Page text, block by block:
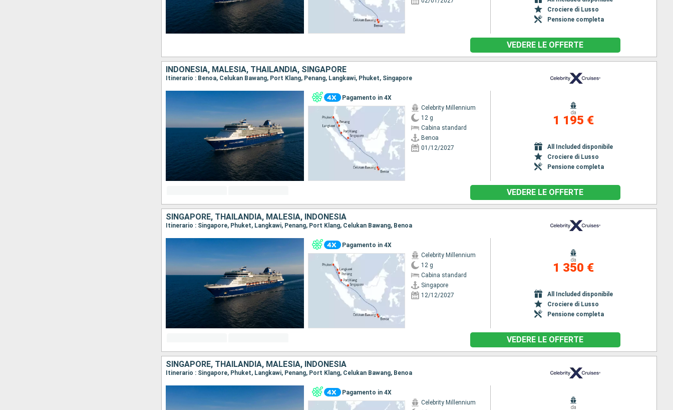
Crociere di Lusso
Pensione completa
VEDERE LE OFFERTE
INDONESIA, MALESIA, THAILANDIA, SINGAPORE
Itinerario : Benoa, Celukan Bawang, Port Klang, Penang, Langkawi, Phuket, Singapore
Pagamento in 4X
Celebrity Millennium
12 g
Cabina standard
Benoa
01/12/2027
da
1 195 €
All Included disponibile
Crociere di Lusso
Pensione completa
VEDERE LE OFFERTE
SINGAPORE, THAILANDIA, MALESIA, INDONESIA
Itinerario : Singapore, Phuket, Langkawi, Penang, Port Klang, Celukan Bawang, Benoa
Pagamento in 4X
Celebrity Millennium
12 g
Cabina standard
Singapore
12/12/2027
da
1 350 €
All Included disponibile
Crociere di Lusso
Pensione completa
VEDERE LE OFFERTE
SINGAPORE, THAILANDIA, MALESIA, INDONESIA
Itinerario : Singapore, Phuket, Langkawi, Penang, Port Klang, Celukan Bawang, Benoa
Pagamento in 4X
Celebrity Millennium
da